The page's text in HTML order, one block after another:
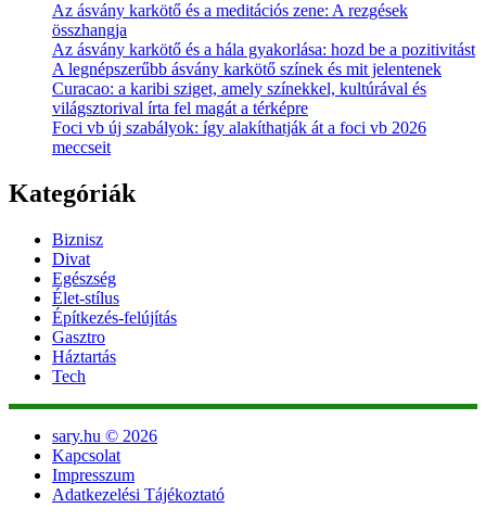
Az ásvány karkötő és a meditációs zene: A rezgések
összhangja
Az ásvány karkötő és a hála gyakorlása: hozd be a pozitivitást
A legnépszerűbb ásvány karkötő színek és mit jelentenek
Curacao: a karibi sziget, amely színekkel, kultúrával és
világsztorival írta fel magát a térképre
Foci vb új szabályok: így alakíthatják át a foci vb 2026
meccseit
Kategóriák
Biznisz
Divat
Egészség
Élet-stílus
Építkezés-felújítás
Gasztro
Háztartás
Tech
sary.hu © 2026
Kapcsolat
Impresszum
Adatkezelési Tájékoztató